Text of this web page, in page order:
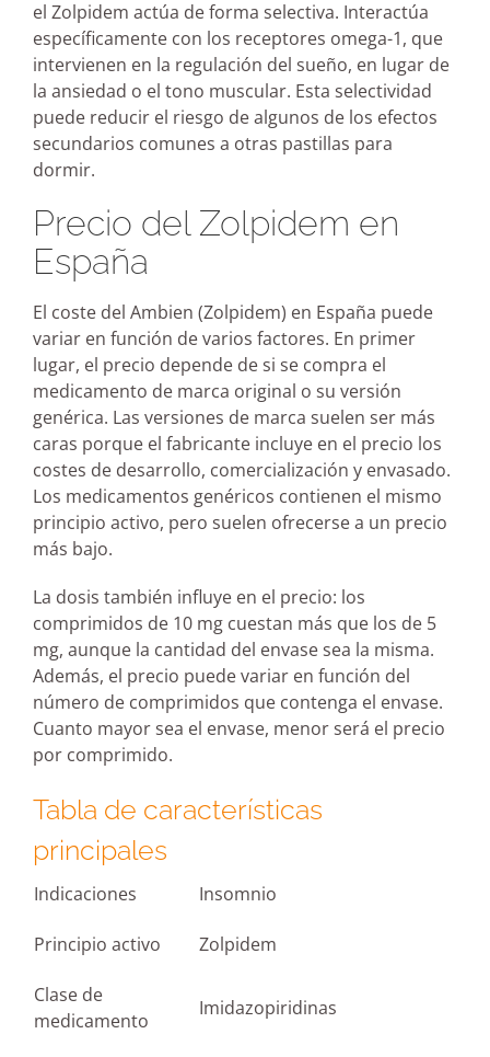
el Zolpidem actúa de forma selectiva. Interactúa
específicamente con los receptores omega-1, que
intervienen en la regulación del sueño, en lugar de
la ansiedad o el tono muscular. Esta selectividad
puede reducir el riesgo de algunos de los efectos
secundarios comunes a otras pastillas para
dormir.
Precio del Zolpidem en
España
El coste del Ambien (Zolpidem) en España puede
variar en función de varios factores. En primer
lugar, el precio depende de si se compra el
medicamento de marca original o su versión
genérica. Las versiones de marca suelen ser más
caras porque el fabricante incluye en el precio los
costes de desarrollo, comercialización y envasado.
Los medicamentos genéricos contienen el mismo
principio activo, pero suelen ofrecerse a un precio
más bajo.
La dosis también influye en el precio: los
comprimidos de 10 mg cuestan más que los de 5
mg, aunque la cantidad del envase sea la misma.
Además, el precio puede variar en función del
número de comprimidos que contenga el envase.
Cuanto mayor sea el envase, menor será el precio
por comprimido.
Tabla de características
principales
Indicaciones Insomnio
Principio activo Zolpidem
Clase de
medicamento
Imidazopiridinas